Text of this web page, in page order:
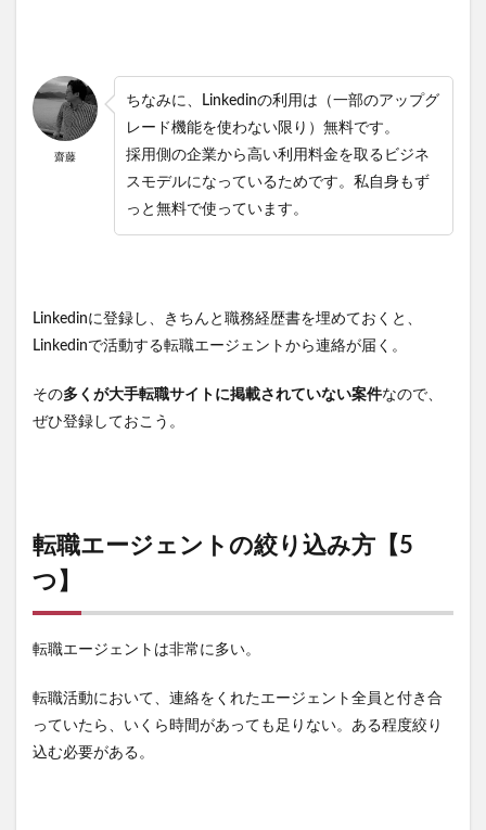
齋藤
ちなみに、Linkedinの利用は（一部のアップグ
レード機能を使わない限り）無料です。
採用側の企業から高い利用料金を取るビジネ
スモデルになっているためです。私自身もず
っと無料で使っています。
Linkedinに登録し、きちんと職務経歴書を埋めておくと、
Linkedinで活動する転職エージェントから連絡が届く。
その多くが大手転職サイトに掲載されていない案件なので、
ぜひ登録しておこう。
転職エージェントの絞り込み方【5
つ】
転職エージェントは非常に多い。
転職活動において、連絡をくれたエージェント全員と付き合
っていたら、いくら時間があっても足りない。ある程度絞り
込む必要がある。